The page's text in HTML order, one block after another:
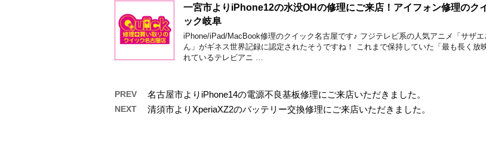
一宮市よりiPhone12の水没OHの修理にご来店！アイフォン修理のク
ック岐阜
iPhone/iPad/MacBook修理のクイック名古屋です♪ フジテレビ系の人気アニメ「サザエ
ん」がギネス世界記録に認定されたそうですね！ これまで保持していた「最も長く放
れているテレビアニ …
PREV 名古屋市よりiPhone14の電源不良基板修理にご来店いただきました。
NEXT 清須市よりXperiaXZ2のバッテリー交換修理にご来店いただきました。